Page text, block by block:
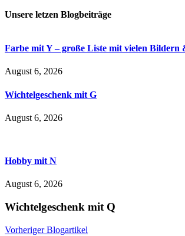
Unsere letzen Blogbeiträge
Farbe mit Y – große Liste mit vielen Bildern
August 6, 2026
Wichtelgeschenk mit G
August 6, 2026
Hobby mit N
August 6, 2026
Wichtelgeschenk mit Q
Vorheriger Blogartikel